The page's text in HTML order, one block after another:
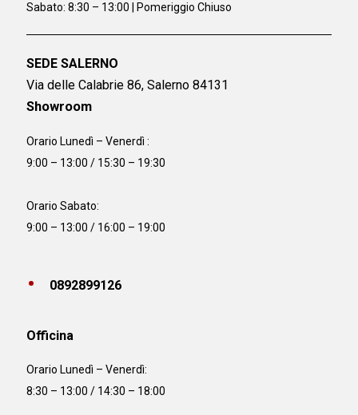
Sabato: 8:30 – 13:00 | Pomeriggio Chiuso
SEDE SALERNO
Via delle Calabrie 86, Salerno 84131
Showroom
Orario Lunedì – Venerdì :
9:00 – 13:00 / 15:30 – 19:30
Orario Sabato:
9:00 – 13:00 / 16:00 – 19:00
0892899126
Officina
Orario Lunedì – Venerdì:
8:30 – 13:00 / 14:30 – 18:00